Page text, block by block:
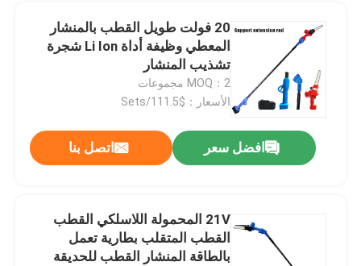
20 فولت طويل القطب بالمنشار
المعطي وظيفة أداة Li Ion شجرة
تشذيب المنشار
MOQ：2 مجموعات
الأسعار：$111.5/Sets
افضل سعر اتصل بنا
21V المحمولة اللاسلكي القطب
القطب المتقلب بطارية تعمل
بالطاقة المنشار القطب للحديقة